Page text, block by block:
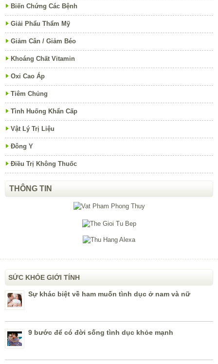
Biến Chứng Các Bệnh
Giải Phẩu Thẩm Mỹ
Giảm Cân / Giảm Béo
Khoáng Chất Vitamin
Oxi Cao Áp
Tiêm Chủng
Tình Huống Khẩn Cấp
Vật Lý Trị Liệu
Đông Y
Điều Trị Không Thuốc
THÔNG TIN
SỨC KHỎE GIỚI TÍNH
Sự khác biệt về ham muốn tình dục ở nam và nữ
9 bước để có đời sống tình dục khỏe mạnh